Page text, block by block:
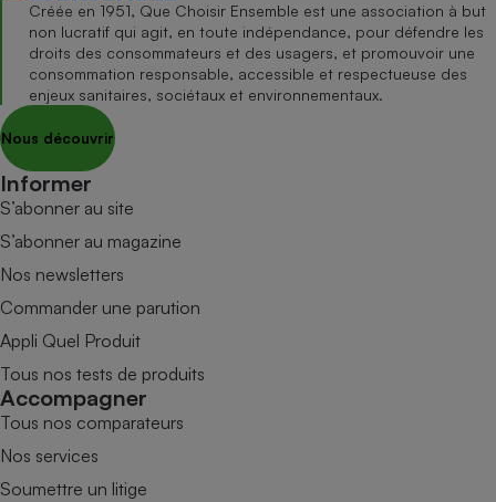
Créée en 1951, Que Choisir Ensemble est une association à but
non lucratif qui agit, en toute indépendance, pour défendre les
droits des consommateurs et des usagers, et promouvoir une
consommation responsable, accessible et respectueuse des
enjeux sanitaires, sociétaux et environnementaux.
Nous découvrir
Informer
S’abonner au site
S’abonner au magazine
Nos newsletters
Commander une parution
Appli Quel Produit
Tous nos tests de produits
Accompagner
Tous nos comparateurs
Nos services
Soumettre un litige